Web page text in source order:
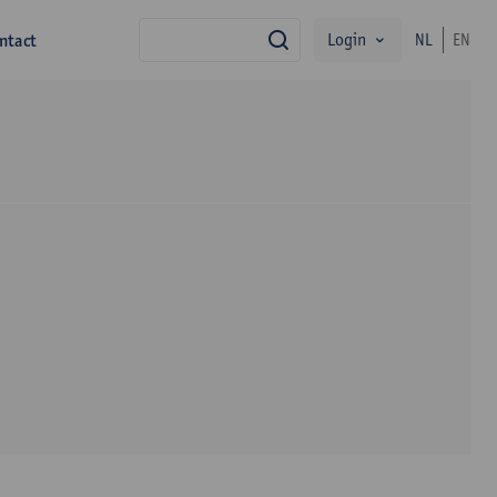
zoekLogin NL EN